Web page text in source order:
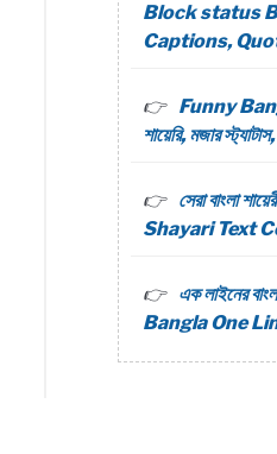
Block status
Captions,
Funny
শায়েরি, মজার
সেরা বাংলা
Shayari Text
এক লাইনের
Bangla One